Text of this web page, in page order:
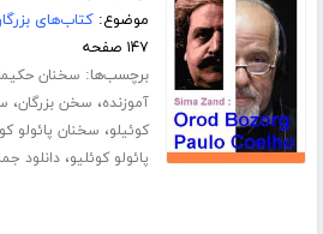
موضوع:کتاب‌های
۱۴۷ صفحه
برچسب‌ها: سخنان
آموزنده، سخن بزرگان،
کوئیلو، سخنان پائولو
پائولو کوئلیو،دانلود